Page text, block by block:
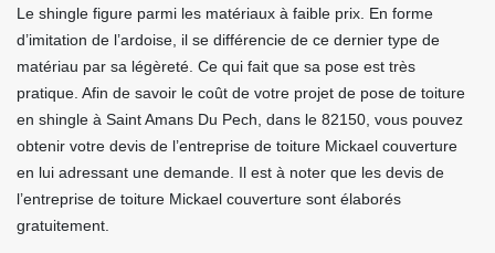
Le shingle figure parmi les matériaux à faible prix. En forme
d’imitation de l’ardoise, il se différencie de ce dernier type de
matériau par sa légèreté. Ce qui fait que sa pose est très
pratique. Afin de savoir le coût de votre projet de pose de toiture
en shingle à Saint Amans Du Pech, dans le 82150, vous pouvez
obtenir votre devis de l’entreprise de toiture Mickael couverture
en lui adressant une demande. Il est à noter que les devis de
l’entreprise de toiture Mickael couverture sont élaborés
gratuitement.